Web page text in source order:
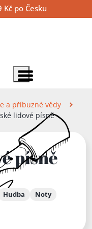
po Česku
– košík
Zobrazit položky menu
a příbuzné vědy
lidové písně
písně
Hudba
Noty